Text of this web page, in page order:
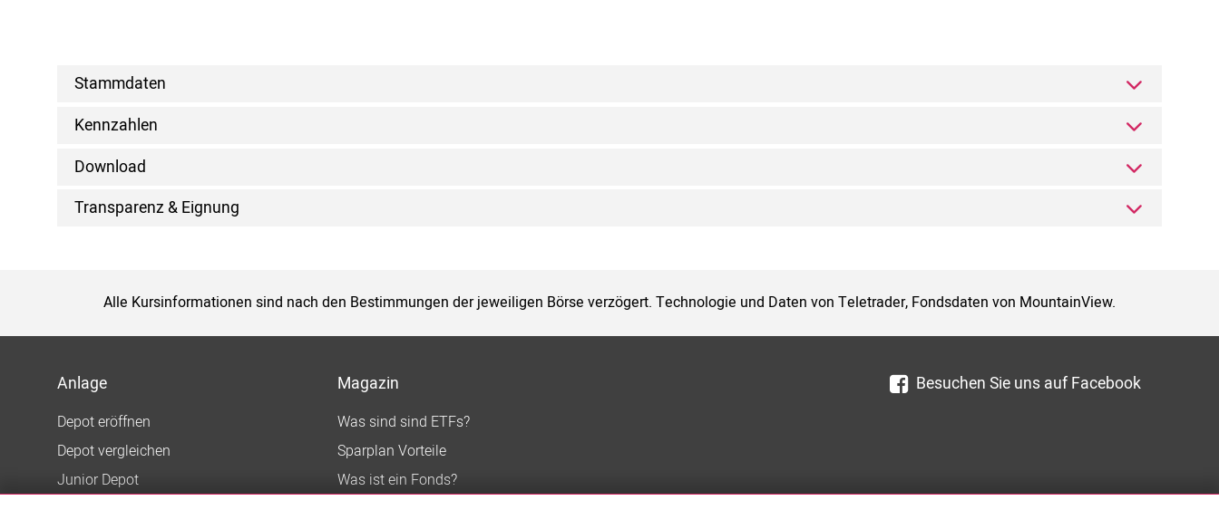
Stammdaten
Kennzahlen
Download
Transparenz & Eignung
Alle Kursinformationen sind nach den Bestimmungen der jeweiligen Börse verzögert. Technologie und Daten von Teletrader, Fondsdaten von MountainView.
Anlage
Depot eröffnen
Depot vergleichen
Junior Depot
Magazin
Was sind sind ETFs?
Sparplan Vorteile
Was ist ein Fonds?
Besuchen Sie uns auf Facebook